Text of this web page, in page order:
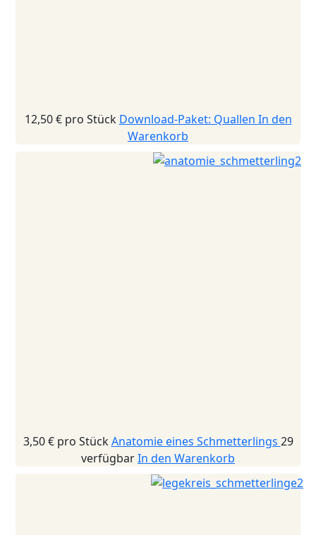
12,50 € pro Stück Download-Paket: Quallen In den
Warenkorb
3,50 € pro Stück Anatomie eines Schmetterlings 29
verfügbarIn den Warenkorb